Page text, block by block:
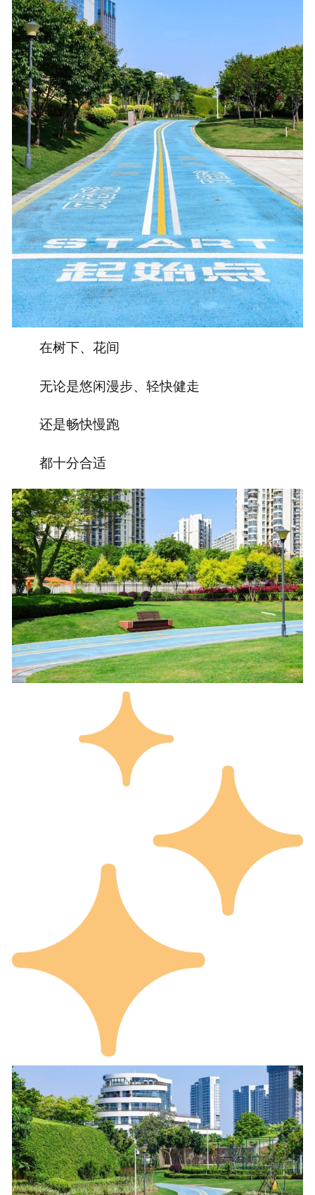
在树下、花间
无论是悠闲漫步、轻快健走
还是畅快慢跑
都十分合适